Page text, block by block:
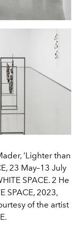
‘Lighter than
23 May–13 July
SPACE. 2 He
SPACE, 2023,
of the artist